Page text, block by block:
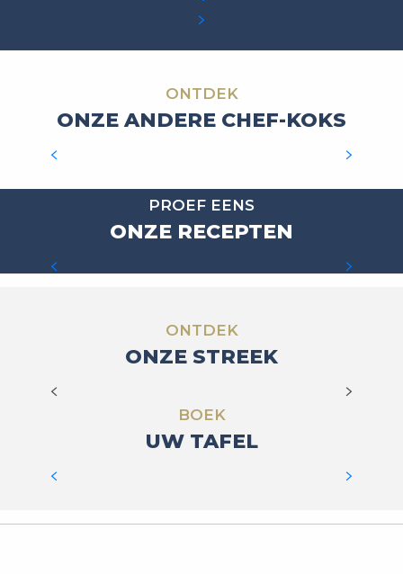
ONTDEK
ONZE ANDERE CHEF-KOKS
PAULINE ALET
PROEF EENS
ONZE RECEPTEN
DE VETPOMP
ONTDEK
ONZE STREEK
BOEK
UW TAFEL
DE BESTE RESTAURANTS IN DE REGIO
MONTLUÇON